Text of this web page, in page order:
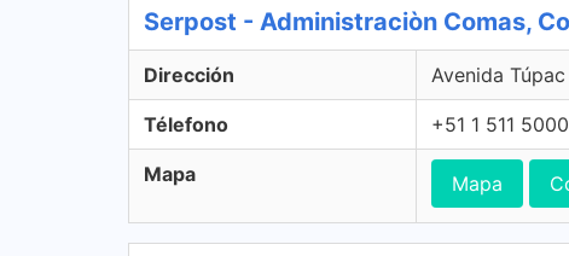
Serpost - Administraciòn Comas,
Dirección Avenida
Télefono +51 1 511 5000
Mapa Mapa